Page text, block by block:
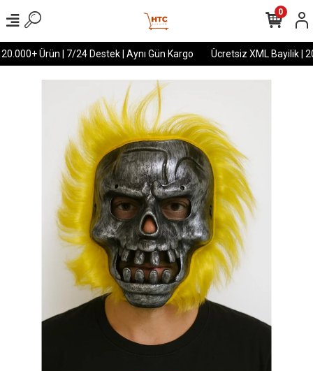
Ürün | 7/24 Destek | Aynı Gün Kargo Ücretsiz XML Bayilik |
0